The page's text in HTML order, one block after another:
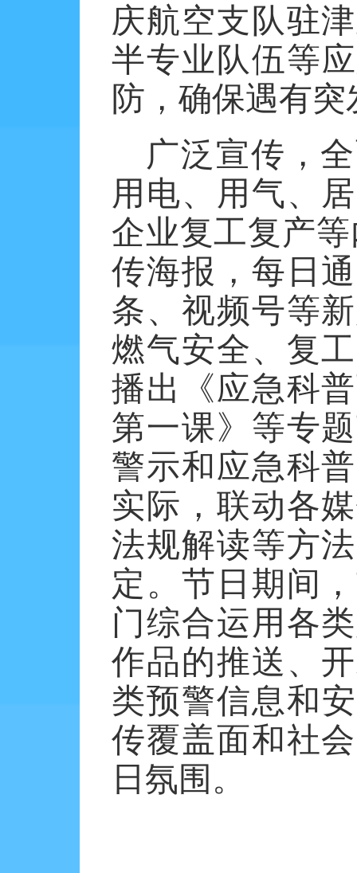
庆航空支队驻
半专业队伍等
防，确保遇有
广泛宣传，
用电、用气、
企业复工复产
传海报，每日
条、视频号等
燃气安全、复
播出《应急科
第一课》等专
警示和应急科
实际，联动各
法规解读等方
定。节日期间
门综合运用各
作品的推送、
类预警信息和
传覆盖面和社
日氛围。